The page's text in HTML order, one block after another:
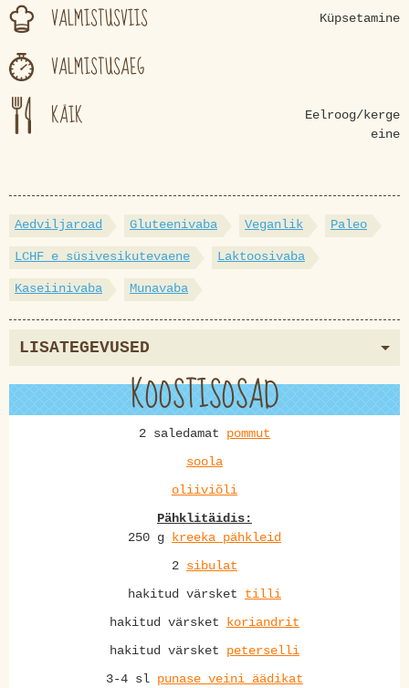
VALMISTUSVIIS Küpsetamine
VALMISTUSAEG
KÄIK
Eelroog/kerge
eine
Aedviljaroad Gluteenivaba Veganlik Paleo
LCHF e süsivesikutevaene Laktoosivaba
Kaseiinivaba Munavaba
LISATEGEVUSED
KOOSTISOSAD
2 saledamat pommut
soola
oliiviõli
Pähklitäidis:
250 g kreeka pähkleid
2 sibulat
hakitud värsket tilli
hakitud värsket koriandrit
hakitud värsket peterselli
3-4 sl punase veini äädikat